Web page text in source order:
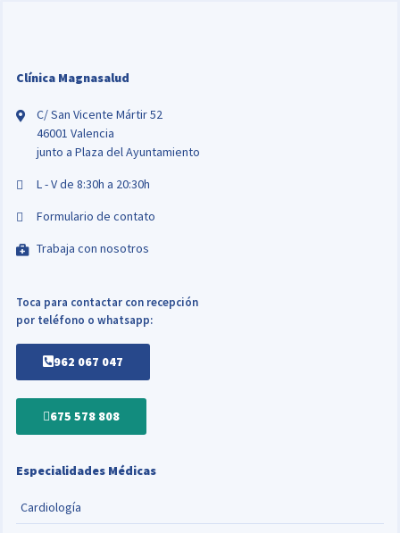
Clínica Magnasalud
C/ San Vicente Mártir 52
46001 Valencia
junto a Plaza del Ayuntamiento
L - V de 8:30h a 20:30h
Formulario de contato
Trabaja con nosotros
Toca para contactar con recepción
por teléfono o whatsapp:
962 067 047
675 578 808
Especialidades Médicas
Cardiología